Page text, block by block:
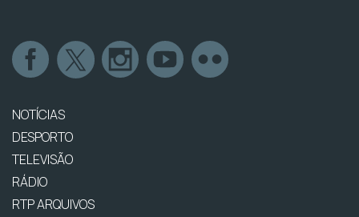
NOTÍCIAS
DESPORTO
TELEVISÃO
RÁDIO
RTP ARQUIVOS